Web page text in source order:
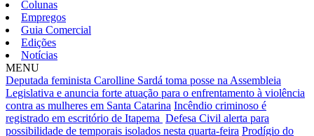
Colunas
Empregos
Guia Comercial
Edições
Notícias
MENU
Deputada feminista Carolline Sardá toma posse na Assembleia
Legislativa e anuncia forte atuação para o enfrentamento à violência
contra as mulheres em Santa Catarina Incêndio criminoso é
registrado em escritório de Itapema Defesa Civil alerta para
possibilidade de temporais isolados nesta quarta-feira Prodígio do